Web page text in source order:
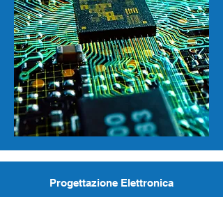
Progettazione Elettronica